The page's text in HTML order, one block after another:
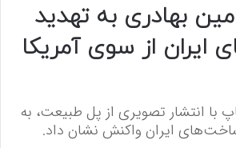
بهادری به تهدید
ایران از سوی آمریکا
با انتشار تصویری از پل طبیعت، به
ایران واکنش نشان داد.